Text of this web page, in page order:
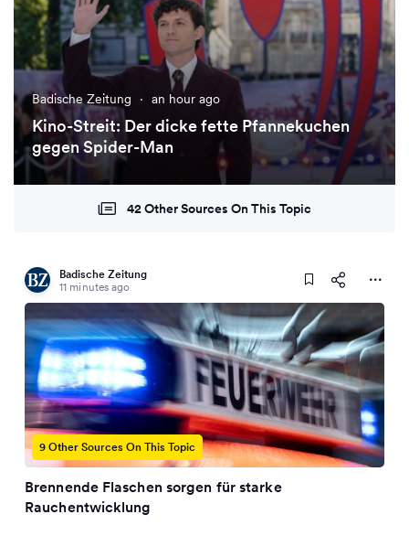
Badische Zeitung · an hour ago
Kino-Streit: Der dicke fette Pfannekuchen
gegen Spider-Man
42 Other Sources On This Topic
Badische Zeitung
11 minutes ago
9 Other Sources On This Topic
Brennende Flaschen sorgen für starke
Rauchentwicklung